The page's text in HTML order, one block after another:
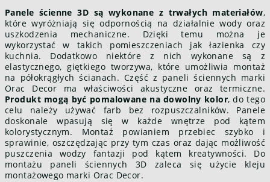
Panele ścienne 3D są wykonane z trwałych materiałów,
które wyróżniają się odpornością na działalnie wody oraz
uszkodzenia mechaniczne. Dzięki temu można je
wykorzystać w takich pomieszczeniach jak łazienka czy
kuchnia. Dodatkowo niektóre z nich wykonane są z
elastycznego, giętkiego tworzywa, które umożliwia montaż
na półokrągłych ścianach. Część z paneli ściennych marki
Orac Decor ma właściwości akustyczne oraz termiczne.
Produkt mogą być pomalowane na dowolny kolor, do tego
celu należy używać farb bez rozpuszczalników. Panele
doskonale wpasują się w każde wnętrze pod kątem
kolorystycznym. Montaż powianiem przebiec szybko i
sprawinie, oszczędzając przy tym czas oraz dając możliwość
puszczenia wodzy fantazji pod kątem kreatywności. Do
montażu paneli ściennych 3D zaleca się użycie kleju
montażowego marki Orac Decor.